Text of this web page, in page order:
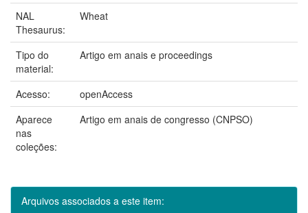
NAL
Thesaurus:
Wheat
Tipo do
material:
Artigo em anais e proceedings
Acesso:
openAccess
Aparece
nas
coleções:
Artigo em anais de congresso (CNPSO)
Arquivos associados a este item: